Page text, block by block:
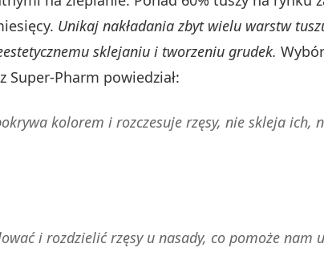
Unikaj nakładania zbyt wielu warstw
sklejaniu i tworzeniu grudek.
Pharm powiedział:
kolorem i rozczesuje rzęsy, nie skleja ich,
i rozdzielić rzęsy u nasady, co pomoże nam